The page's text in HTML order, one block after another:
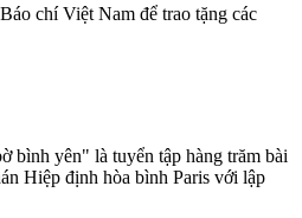
chí Việt Nam để trao tặng các
bình yên" là tuyển tập hàng trăm bài
Hiệp định hòa bình Paris với lập